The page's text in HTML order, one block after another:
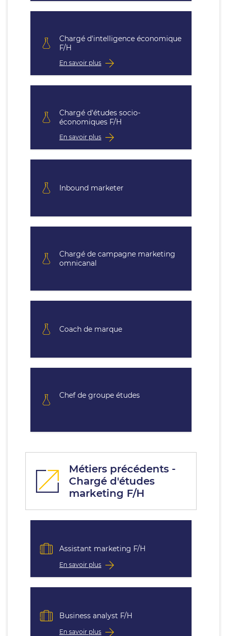
Chargé d'intelligence économique
F/H
En savoir plus
Chargé d'études socio-
économiques F/H
En savoir plus
Inbound marketer
Chargé de campagne marketing
omnicanal
Coach de marque
Chef de groupe études
Métiers précédents -
Chargé d'études
marketing F/H
Assistant marketing F/H
En savoir plus
Business analyst F/H
En savoir plus